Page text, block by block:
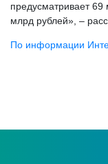
предусматривает
млрд рублей», –
По информации